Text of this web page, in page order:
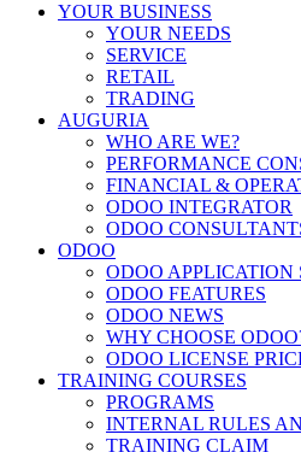
YOUR BUSINESS
YOUR NEEDS
SERVICE
RETAIL
TRADING
AUGURIA
WHO ARE WE?
PERFORMANCE
FINANCIAL &
ODOO INTEGRATOR
ODOO
ODOO
ODOO APPLICATION
ODOO FEATURES
ODOO NEWS
WHY CHOOSE
ODOO LICENSE
TRAINING COURSES
PROGRAMS
INTERNAL RULES
TRAINING CLAIM